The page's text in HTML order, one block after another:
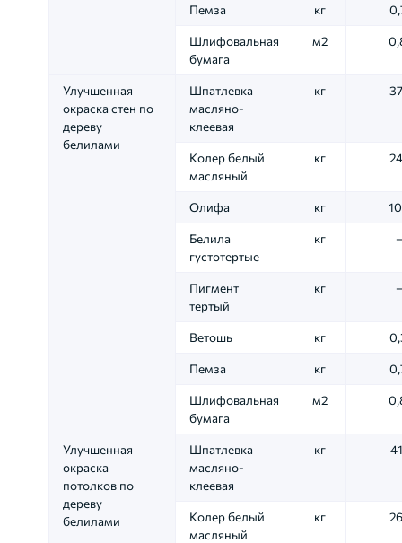
Пемза кг
Шлифовальная
бумага
м2
Улучшенная
окраска стен по
дереву
белилами
Шпатлевка
масляно-
клеевая
кг
Колер белый
масляный
кг
Олифа кг
Белила
густотертые
кг
Пигмент
тертый
кг
Ветошь кг
Пемза кг
Шлифовальная
бумага
м2
Улучшенная
окраска
потолков по
дереву
белилами
Шпатлевка
масляно-
клеевая
кг
Колер белый
масляный
кг